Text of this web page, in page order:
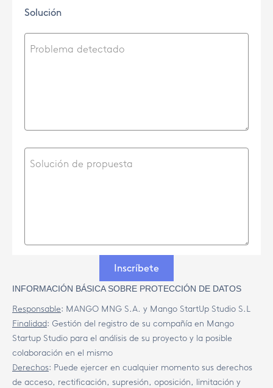
Solución
Inscríbete
INFORMACIÓN BÁSICA SOBRE PROTECCIÓN DE DATOS
Responsable: MANGO MNG S.A. y Mango StartUp Studio S.L
Finalidad: Gestión del registro de su compañía en Mango
Startup Studio para el análisis de su proyecto y la posible
colaboración en el mismo
Derechos: Puede ejercer en cualquier momento sus derechos
de acceso, rectificación, supresión, oposición, limitación y